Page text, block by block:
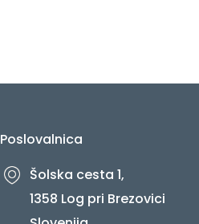
Poslovalnica
Šolska cesta 1,
1358 Log pri Brezovici